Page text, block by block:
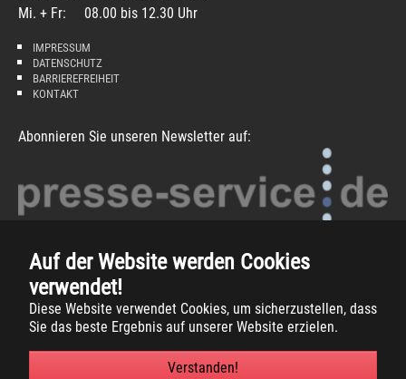
Auf der Website werden Cookies
verwendet!
Diese Website verwendet Cookies, um sicherzustellen, dass
Sie das beste Ergebnis auf unserer Website erzielen.
Verstanden!
Mi. + Fr: 08.00 bis 12.30 Uhr
IMPRESSUM
DATENSCHUTZ
BARRIEREFREIHEIT
KONTAKT
Abonnieren Sie unseren Newsletter auf:
Copyright 2026 -Gemeinde Südlohn